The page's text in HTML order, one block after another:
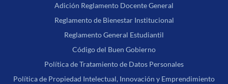
Adición Reglamento Docente General
Reglamento de Bienestar Institucional
Reglamento General Estudiantil
Código del Buen Gobierno
Política de Tratamiento de Datos Personales
Política de Propiedad Intelectual, Innovación y Emprendimiento